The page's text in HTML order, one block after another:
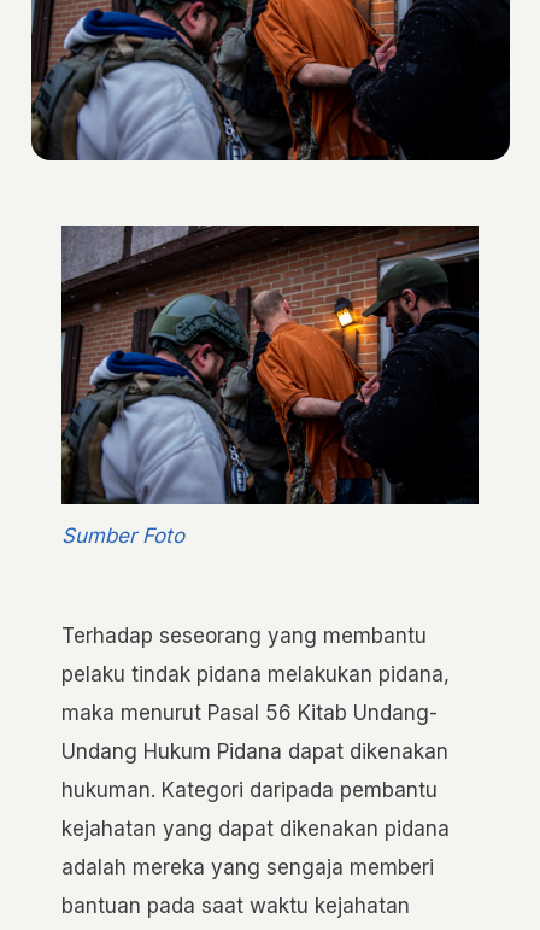
Sumber Foto
Terhadap seseorang yang membantu
pelaku tindak pidana melakukan pidana,
maka menurut Pasal 56 Kitab Undang-
Undang Hukum Pidana dapat dikenakan
hukuman. Kategori daripada pembantu
kejahatan yang dapat dikenakan pidana
adalah mereka yang sengaja memberi
bantuan pada saat waktu kejahatan